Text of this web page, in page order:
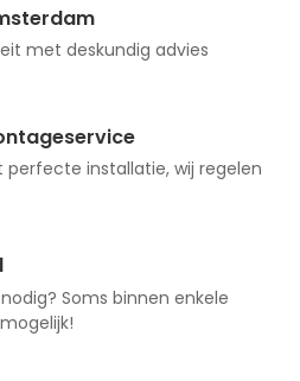
met deskundig advies
perfecte installatie, wij regelen
Soms binnen enkele